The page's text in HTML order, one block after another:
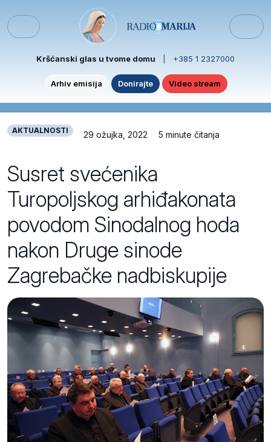
Menu
Kršćanski glas u tvome domu +385 1 2327000
Arhiv emisija Donirajte Video stream
AKTUALNOSTI 29 ožujka, 2022 5 minute čitanja
Susret svećenika
Turopoljskog arhiđakonata
povodom Sinodalnog hoda
nakon Druge sinode
Zagrebačke nadbiskupije